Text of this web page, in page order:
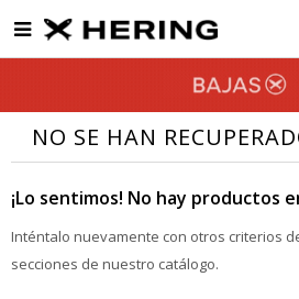

NO SE HAN
¡Lo sentimos! No hay productos
Inténtalo nuevamente con otros criterios
secciones de nuestro catálogo.